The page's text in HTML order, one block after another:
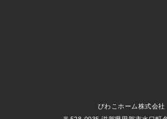
びわこホーム株式会社